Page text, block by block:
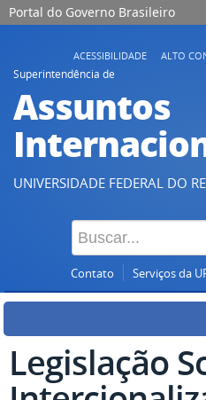
Portal do Governo Brasileiro
ACESSIBILIDADE ALTO
Superintendência de
Assuntos
UNIVERSIDADE FEDERAL DO
Contato Serviços da
Legislação